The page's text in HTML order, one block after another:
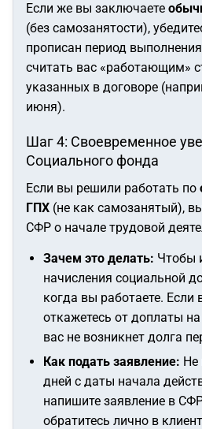
Если же вы заключаете
(без самозанятости),
прописан период
считать вас «работающим»
указанных в договоре
июня).
Шаг 4: Своевременное
Социального фонда
Если вы решили работать по
ГПХ (не как самозанятый),
СФР о начале трудовой
Зачем это делать: Чтобы
начисления социальной
когда вы работаете. Если
откажетесь от доплаты
вас не возникнет долга
Как подать заявление: Не
дней с даты начала
напишите заявление в
обратитесь лично в